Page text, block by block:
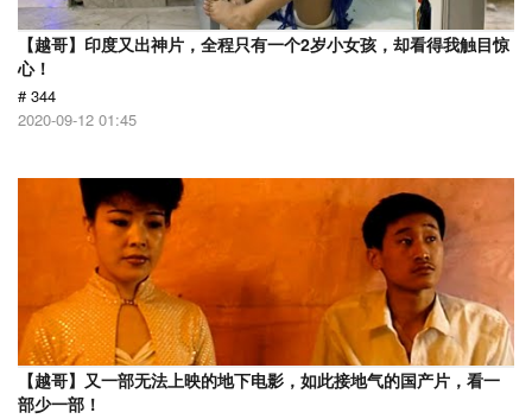
【越哥】印度又出神片，全程只有一个2岁小女孩，却看得我触目惊
心！
# 344
2020-09-12 01:45
【越哥】又一部无法上映的地下电影，如此接地气的国产片，看一
部少一部！